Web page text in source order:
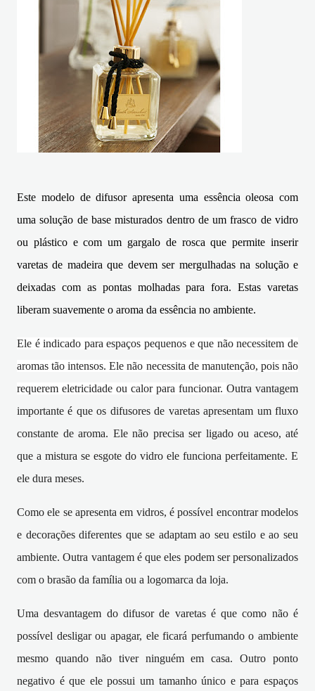
Este modelo de difusor apresenta uma essência oleosa com
uma solução de base misturados dentro de um frasco de vidro
ou plástico e com um gargalo de rosca que permite inserir
varetas de madeira que devem ser mergulhadas na solução e
deixadas com as pontas molhadas para fora. Estas varetas
liberam suavemente o aroma da essência no ambiente.
Ele é indicado para espaços pequenos e que não necessitem de
aromas tão intensos. Ele não necessita de manutenção, pois não
requerem eletricidade ou calor para funcionar. Outra vantagem
importante é que os difusores de varetas apresentam um fluxo
constante de aroma. Ele não precisa ser ligado ou aceso, até
que a mistura se esgote do vidro ele funciona perfeitamente. E
ele dura meses.
Como ele se apresenta em vidros, é possível encontrar modelos
e decorações diferentes que se adaptam ao seu estilo e ao seu
ambiente. Outra vantagem é que eles podem ser personalizados
com o brasão da família ou a logomarca da loja.
Uma desvantagem do difusor de varetas é que como não é
possível desligar ou apagar, ele ficará perfumando o ambiente
mesmo quando não tiver ninguém em casa. Outro ponto
negativo é que ele possui um tamanho único e para espaços